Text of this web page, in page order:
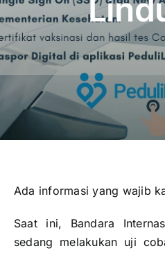
Publikasi
Peta Wisata
BLU
Ada informasi yang wajib
Saat ini, Bandara
sedang melakukan uji